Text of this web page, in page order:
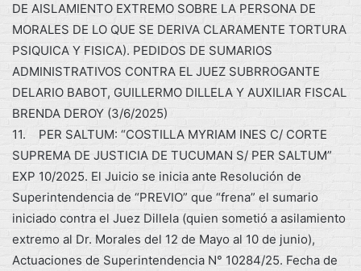
DE AISLAMIENTO EXTREMO SOBRE LA PERSONA DE
MORALES DE LO QUE SE DERIVA CLARAMENTE TORTURA
PSIQUICA Y FISICA). PEDIDOS DE SUMARIOS
ADMINISTRATIVOS CONTRA EL JUEZ SUBRROGANTE
DELARIO BABOT, GUILLERMO DILLELA Y AUXILIAR FISCAL
BRENDA DEROY (3/6/2025)
11. PER SALTUM: “COSTILLA MYRIAM INES C/ CORTE
SUPREMA DE JUSTICIA DE TUCUMAN S/ PER SALTUM”
EXP 10/2025. El Juicio se inicia ante Resolución de
Superintendencia de “PREVIO” que “frena” el sumario
iniciado contra el Juez Dillela (quien sometió a asilamiento
extremo al Dr. Morales del 12 de Mayo al 10 de junio),
Actuaciones de Superintendencia N° 10284/25. Fecha de